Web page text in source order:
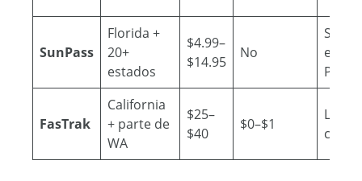
SunPass
Florida +
20+
estados
$4.99–
$14.95
No
Sí (22
PRO)
FasTrak
California
+ parte de
WA
$25–
$40
$0–$1
costa